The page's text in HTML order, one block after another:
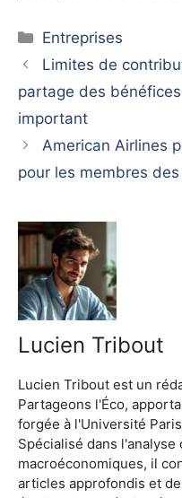
Catégories
Entreprises
Limites de
partage des
important
American Airlines
pour les membres
Lucien Tribout
Lucien Tribout est un
Partageons l'Éco,
forgée à l'Université
Spécialisé dans l'analyse
macroéconomiques, il
articles approfondis et